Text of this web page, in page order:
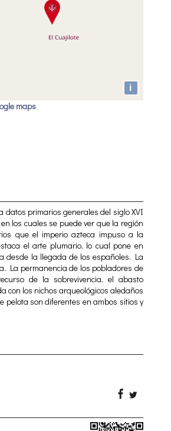
i
maps
datos primarios generales del siglo XVI
los cuales se puede ver que la región
que el imperio azteca impuso a la
el arte plumario, lo cual pone en
desde la llegada de los españoles. La
La permanencia de los pobladores de
de la sobrevivencia, el abasto
con los nichos arqueológicos aledaños
pelota son diferentes en ambos sitios y